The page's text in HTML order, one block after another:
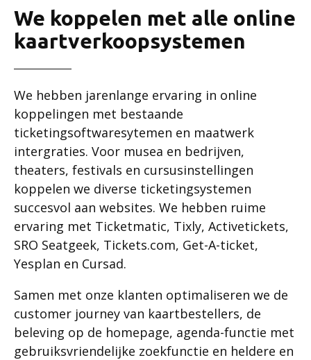
We koppelen met alle online
kaartverkoopsystemen
We hebben jarenlange ervaring in online
koppelingen met bestaande
ticketingsoftwaresytemen en maatwerk
intergraties. Voor musea en bedrijven,
theaters, festivals en cursusinstellingen
koppelen we diverse ticketingsystemen
succesvol aan websites. We hebben ruime
ervaring met Ticketmatic, Tixly, Activetickets,
SRO Seatgeek, Tickets.com, Get-A-ticket,
Yesplan en Cursad.
Samen met onze klanten optimaliseren we de
customer journey van kaartbestellers, de
beleving op de homepage, agenda-functie met
gebruiksvriendelijke zoekfunctie en heldere en